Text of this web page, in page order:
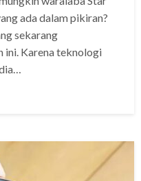
ada dalam pikiran?
sekarang
ini. Karena teknologi